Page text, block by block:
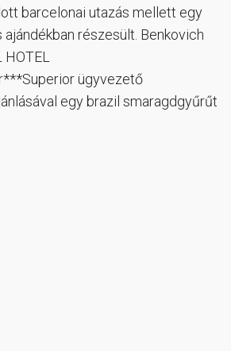
barcelonai utazás mellett egy
részesült. Benkovich
ügyvezető
egy brazil smaragdgyűrűt